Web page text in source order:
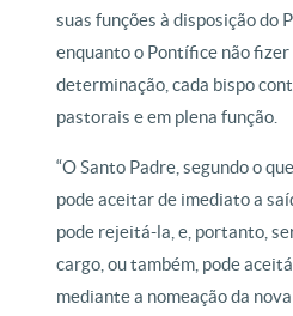
suas funções à disposição do
enquanto o Pontífice não fizer
determinação, cada bispo
pastorais e em plena função.
“O Santo Padre, segundo o
pode aceitar de imediato a
pode rejeitá-la, e, portanto,
cargo, ou também, pode
mediante a nomeação da